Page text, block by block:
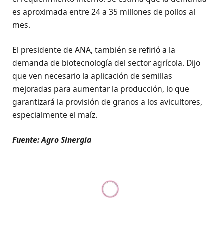
es aproximada entre 24 a 35 millones de pollos al
mes.
El presidente de ANA, también se refirió a la
demanda de biotecnología del sector agrícola. Dijo
que ven necesario la aplicación de semillas
mejoradas para aumentar la producción, lo que
garantizará la provisión de granos a los avicultores,
especialmente el maíz.
Fuente: Agro Sinergia